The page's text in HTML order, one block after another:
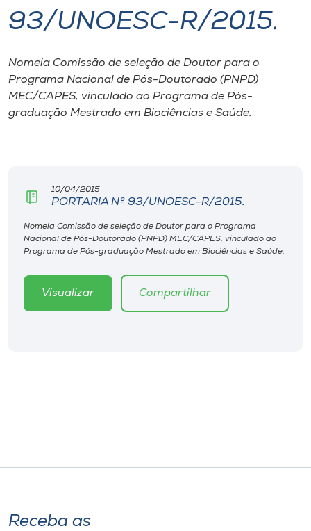
I.nova
Diplomados
Cultura
Biblioteca
Editora
Rádio
A+
93/UNOESC-R/2015.
Nomeia Comissão de seleção de Doutor para o
Programa Nacional de Pós-Doutorado (PNPD)
MEC/CAPES, vinculado ao Programa de Pós-
graduação Mestrado em Biociências e Saúde.
10/04/2015
PORTARIA Nº 93/UNOESC-R/2015.
Nomeia Comissão de seleção de Doutor para o Programa
Nacional de Pós-Doutorado (PNPD) MEC/CAPES, vinculado ao
Programa de Pós-graduação Mestrado em Biociências e Saúde.
Visualizar Compartilhar
Receba as